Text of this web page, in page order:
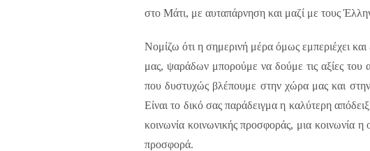
στο Μάτι, με αυταπάρνηση και μαζί με τους
Νομίζω ότι η σημερινή μέρα όμως εμπεριέχει
μας, ψαράδων μπορούμε να δούμε τις αξίες του
που δυστυχώς βλέπουμε στην χώρα μας και
Είναι το δικό σας παράδειγμα η καλύτερη
κοινωνία κοινωνικής προσφοράς, μια κοινωνία
προσφορά.